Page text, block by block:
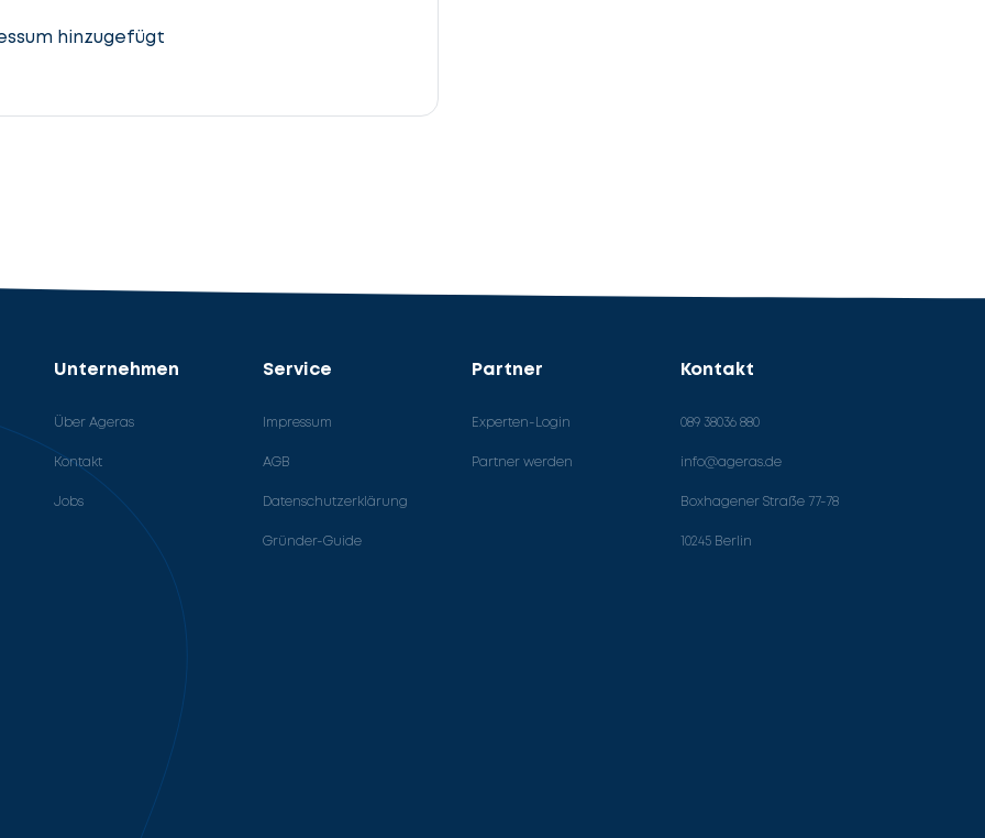
hinzugefügt
Unternehmen
Über Ageras
Kontakt
Jobs
Service
Impressum
AGB
Datenschutzerklärung
Gründer-Guide
Partner
Experten-Login
Partner werden
Kontakt
089 38036 880
info@ageras.de
Boxhagener Straße 77-78
10245 Berlin